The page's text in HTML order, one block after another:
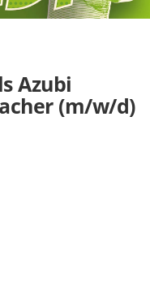
Azubi
(m/w/d)